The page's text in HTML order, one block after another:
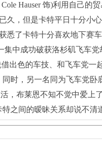
Hauser 饰)利用自己的
久，但是卡特平日十分小
悉了卡特十分喜欢地下赛
中成功破获洛杉矶飞车党
出色的车技、和飞车党一
时，另一名同为飞车党卧
，布莱恩不知不觉中爱上
之间的暧昧关系却说不清